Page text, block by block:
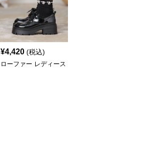
¥4,420 (税込)
ローファー レディース